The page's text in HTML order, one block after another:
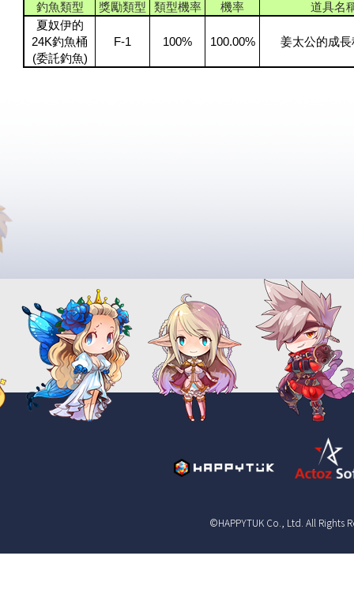
釣魚類型
獎勵類型 類型機率 機率
道具名
夏奴伊的
24K釣魚桶
(委託釣魚)
F-1 100% 100.00% 姜太公的成
©HAPPYTUK Co., Ltd. All Rights